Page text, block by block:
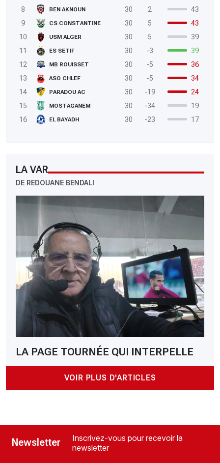
8
BEN AKNOUN 30 2
43
9
CS CONSTANTINE 30 5
43
10
USM ALGER 30 5
39
11
ES SETIF 30 -3
39
12
MB ROUISSET 30 -5
36
13
ASO CHLEF 30 -5
34
14
PARADOU AC 30 -19
24
15
MOSTAGANEM 30 -34
19
16
EL BAYADH 30 -23 17
LA VAR
DE REDOUANE BENDALI
LA PAGE TOURNÉE QUI INTERPELLE
VOIR PLUS D'ARTICLES
Newsletter
Inscrivez-vous pour recevoir la
newsletter